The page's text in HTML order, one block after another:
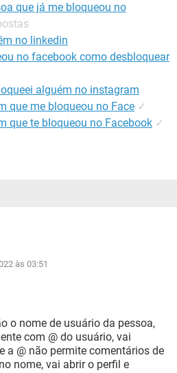
que já me bloqueou no
no linkedin
no facebook como desbloquear
alguém no instagram
que me bloqueou no Face ✓
que te bloqueou no Facebook ✓
às 03:51
o nome de usuário da pessoa,
com @ do usuário, vai
a @ não permite comentários de
nome, vai abrir o perfil e